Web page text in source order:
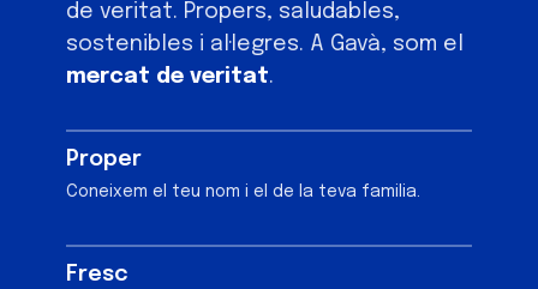
de veritat. Propers, saludables,
sostenibles i al·legres. A Gavà, som el
mercat de veritat.
Proper
Coneixem el teu nom i el de la teva familia.
Fresc